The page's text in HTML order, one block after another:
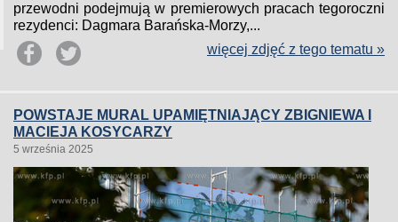
przewodni podejmują w premierowych pracach tegoroczni
rezydenci: Dagmara Barańska-Morzy,...
więcej zdjęć z tego tematu »
POWSTAJE MURAL UPAMIĘTNIAJĄCY ZBIGNIEWA I
MACIEJA KOSYCARZY
5 września 2025